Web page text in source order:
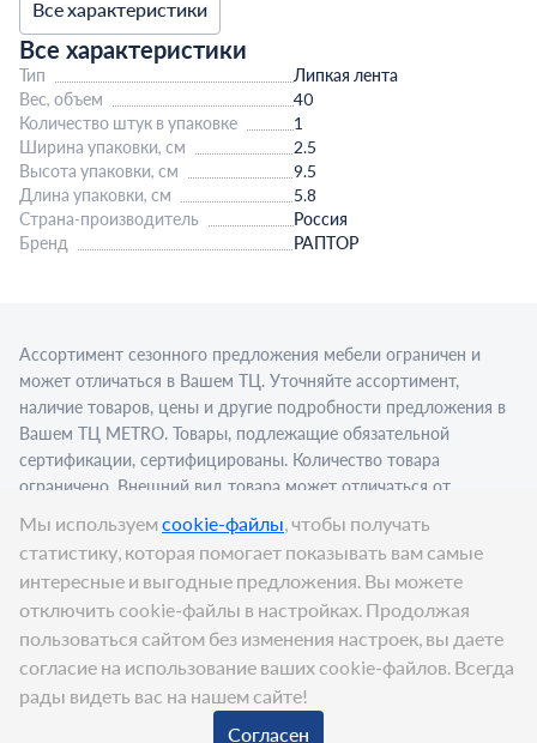
Все характеристики
Все характеристики
Тип
Липкая лента
Вес, объем
40
Количество штук в упаковке
1
Ширина упаковки, см
2.5
Высота упаковки, см
9.5
Длина упаковки, см
5.8
Страна-производитель
Россия
Бренд
РАПТОР
Цена:
Ассортимент сезонного предложения мебели ограничен и
может отличаться в Вашем ТЦ. Уточняйте ассортимент,
наличие товаров, цены и другие подробности предложения в
Вашем ТЦ МЕТRО. Товары, подлежащие обязательной
сертификации, сертифицированы. Количество товара
ограничено. Внешний вид товара может отличаться от
изображения в рекламном материале. Для приобретения
алкогольной продукции для последующей реализации
требуется алкогольная лицензия. Представлен пример
сервировки в стационарном торговом объекте.
© METRO Cash and Carry Russia, 2026
Мы используем cookie-файлы, чтобы получать
статистику, которая помогает показывать вам самые
интересные и выгодные предложения. Вы можете
отключить cookie-файлы в настройках. Продолжая
пользоваться сайтом без изменения настроек, вы даете
согласие на использование ваших cookie-файлов. Всегда
рады видеть вас на нашем сайте!
Согласен